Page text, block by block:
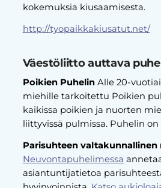
kokemuksia kiusaamisesta.
http://tyopaikkakiusatut.net/
Väestöliitto auttava
Poikien PuhelinAlle 20-
miehille tarkoitettu Poikien
kaikissa poikien ja nuorten
liittyvissä pulmissa. Puhelin
Parisuhteen
Neuvontapuhelimessa
asiantuntijatietoa